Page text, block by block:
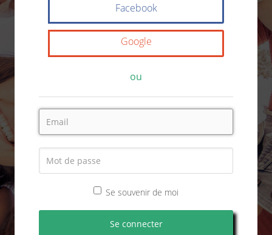
Facebook
Google
ou
Se souvenir de moi